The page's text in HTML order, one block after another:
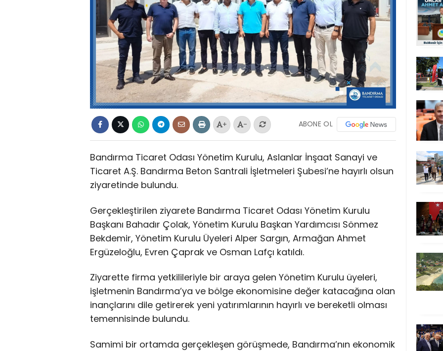
+ - ABONE OL
Bandırma Ticaret Odası Yönetim Kurulu, Aslanlar İnşaat Sanayi ve
Ticaret A.Ş. Bandırma Beton Santrali İşletmeleri Şubesi’ne hayırlı olsun
ziyaretinde bulundu.
Gerçekleştirilen ziyarete Bandırma Ticaret Odası Yönetim Kurulu
Başkanı Bahadır Çolak, Yönetim Kurulu Başkan Yardımcısı Sönmez
Bekdemir, Yönetim Kurulu Üyeleri Alper Sargın, Armağan Ahmet
Ergüzeloğlu, Evren Çaprak ve Osman Lafçı katıldı.
Ziyarette firma yetkilileriyle bir araya gelen Yönetim Kurulu üyeleri,
işletmenin Bandırma’ya ve bölge ekonomisine değer katacağına olan
inançlarını dile getirerek yeni yatırımlarının hayırlı ve bereketli olması
temennisinde bulundu.
Samimi bir ortamda gerçekleşen görüşmede, Bandırma’nın ekonomik